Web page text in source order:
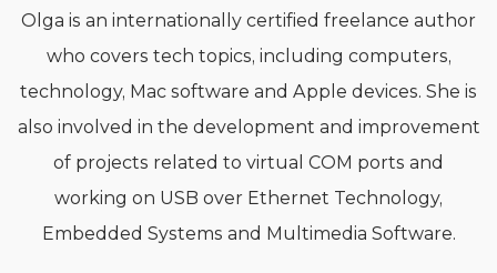
Olga is an internationally certified freelance author
who covers tech topics, including computers,
technology, Mac software and Apple devices. She is
also involved in the development and improvement
of projects related to virtual COM ports and
working on USB over Ethernet Technology,
Embedded Systems and Multimedia Software.